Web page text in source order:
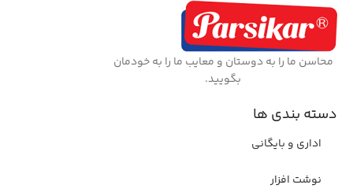
محاسن ما را به دوستان و معایب ما را به خودمان
بگویید.
دسته بندی ها
اداری و بایگانی
نوشت افزار